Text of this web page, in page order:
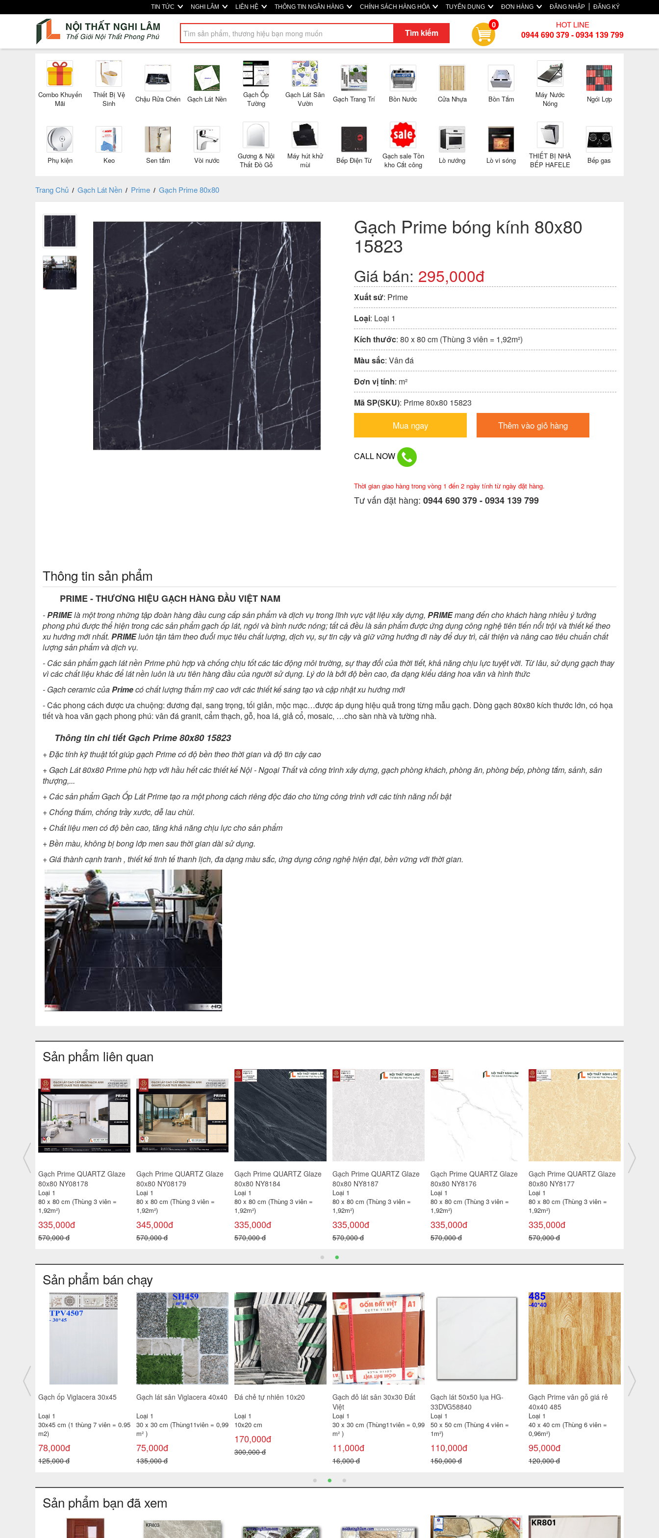
TIN TỨC NGHI LÂM LIÊN HỆ THÔNG TIN NGÂN HÀNG CHÍNH SÁCH HÀNG HÓA TUYỂN DỤNG ĐƠN HÀNG ĐĂNG NHẬP ĐĂNG KÝ
Tìm kiếm
0 HOT LINE
0944 690 379 - 0934 139 799
Combo Khuyến
Mãi
Thiết Bị Vệ
Sinh
Chậu Rửa Chén Gạch Lát Nền
Gạch Ốp
Tường
Gạch Lát Sân
Vườn
Gạch Trang Trí Bồn Nước Cửa Nhựa Bồn Tắm
Máy Nước
Nóng
Ngói Lợp
Phụ kiện Keo Sen tắm Vòi nước
Gương & Nội
Thất Đồ Gỗ
Máy hút khử
mùi
Bếp Điện Từ
Gạch sale Tồn
kho Cắt công
Lò nướng Lò vi sóng
THIẾT BỊ NHÀ
BẾP HAFELE
Bếp gas
Trang Chủ / Gạch Lát Nền / Prime / Gạch Prime 80x80
Gạch Prime bóng kính 80x80
15823
Giá bán: 295,000đ
Xuất sứ: Prime
Loại: Loại 1
Kích thước: 80 x 80 cm (Thùng 3 viên = 1,92m²)
Màu sắc: Vân đá
Đơn vị tính: m²
Mã SP(SKU): Prime 80x80 15823
Mua ngay Thêm vào giỏ hàng
CALL NOW
Thời gian giao hàng trong vòng 1 đến 2 ngày tính từ ngày đặt hàng.
Tư vấn đặt hàng: 0944 690 379 - 0934 139 799
Thông tin sản phẩm
PRIME - THƯƠNG HIỆU GẠCH HÀNG ĐẦU VIỆT NAM
-PRIMElà một trong những tập đoàn hàng đầu cung cấp sản phẩm và dịch vụ trong lĩnh vực vật liệu xây dựng, PRIMEmang đến cho khách hàng nhiều ý tưởng
phong phú được thể hiện trong các sản phẩm gạch ốp lát, ngói và bình nước nóng; tất cả đều là sản phẩm được ứng dụng công nghệ tiên tiến nổi trội và thiết kế theo
xu hướng mới nhất. PRIMEluôn tận tâm theo đuổi mục tiêu chất lượng, dịch vụ, sự tin cậy và giữ vững hướng đi này để duy trì, cải thiện và nâng cao tiêu chuẩn chất
lượng sản phẩm và dịch vụ.
- Các sản phẩm gạch lát nền Prime phù hợp và chống chịu tốt các tác động môi trường, sự thay đổi của thời tiết, khả năng chịu lực tuyệt vời. Từ lâu, sử dụng gạch thay
vì các chất liệu khác để lát nền luôn là ưu tiên hàng đầu của người sử dụng. Lý do là bởi độ bền cao, đa dạng kiểu dáng hoa văn và hình thức
- Gạch ceramic củaPrimecó chất lượng thẩm mỹ cao với các thiết kế sáng tạo và cập nhật xu hướng mới
- Các phong cách được ưa chuộng: đương đại, sang trọng, tối giản, mộc mạc…được áp dụng hiệu quả trong từng mẫu gạch. Dòng gạch 80x80 kích thước lớn, có họa
tiết và hoa văn gạch phong phú: vân đá granit, cẩm thạch, gỗ, hoa lá, giả cổ, mosaic, …cho sàn nhà và tường nhà.
Thông tin chi tiết Gạch Prime 80x80 15823
+Đặc tính kỹ thuật tốt giúp gạch Prime có độ bền theo thời gian và độ tin cậy cao
+ Gạch Lát 80x80 Prime phù hợp với hầu hết các thiết kế Nội - Ngoại Thất và công trình xây dựng, gạch phòng khách, phòng ăn, phòng bếp, phòng tắm, sảnh, sân
thượng,...
+ Các sản phẩm Gạch Ốp Lát Prime tạo ra một phong cách riêng độc đáo cho từng công trình với các tính năng nổi bật
+ Chống thấm, chống trầy xước, dễ lau chùi.
+ Chất liệu men có độ bền cao, tăng khả năng chịu lực cho sản phẩm
+Bền màu, không bị bong lớp men sau thời gian dài sử dụng.
+ Giá thành cạnh tranh , thiết kế tinh tế thanh lịch, đa dạng màu sắc, ứng dụng công nghệ hiện đại, bền vững với thời gian.
Sản phẩm liên quan
Gạch Prime QUARTZ Glaze
80x80 NY08177
Loại 1
80 x 80 cm (Thùng 3 viên =
1,92m²)
345,000đ
570,000 đ
Gạch Prime QUARTZ Glaze
80x80 NY08187
Loại 1
80 x 80 cm (Thùng 3 viên =
1,92m²)
335,000đ
570,000 đ
Gạch Prime QUARTZ Glaze
80x80 NY08174
Loại 1
80 x 80 cm (Thùng 3 viên =
1,92m²)
345,000đ
570,000 đ
Gạch Prime QUARTZ Glaze
80x80 NY08182
Loại 1
80 x 80 cm (Thùng 3 viên =
1,92m²)
345,000đ
570,000 đ
Gạch Prime QUARTZ Glaze
80x80 NY08184
Loại 1
80 x 80 cm (Thùng 3 viên =
1,92m²)
335,000đ
570,000 đ
Gạch Prime QUARTZ Glaze
80x80 NY08176
Loại 1
80 x 80 cm (Thùng 3 viên =
1,92m²)
345,000đ
570,000 đ
Gạch
Sản phẩm bán chạy
Gạch ốp tường TATA 30x60
Loại 1
30x60 cm ( 1 thùng 6 viên =
1.08 m²
138,000đ
180,000 đ
Gạch ốp tường 25x40 TP-
Loại 1
25x40 cm( 1 thùng 10 viên =
1m2 )
100,000đ
130,000 đ
Gạch đỏ lát sân 30x30 Gốm
Loại 1
30 x 30 cm (Thùng11viên = 0,99
11,000đ
Gạch lát sân Prime 40x40
SV4244
Loại 1
40 x 40 cm (Thùng 6 viên =
0,96 m² )
100,000đ
120,000 đ
Gạch lát 30x30 CP-HA309
Loại 1
30 x 30 cm (Thùng 11 viên =
0,99m²)
185,000đ
220,000 đ
Gạch catalan 60x60 6119
Loại 1
60 x 60 cm (Thùng 4 viên =
1,44m2)
115,000đ
180,000 đ
Gạch đỏ
Sản phẩm bạn đã xem